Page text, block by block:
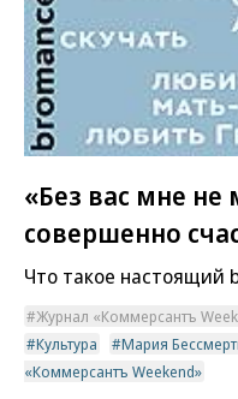
«Без вас мне
совершенно
Что такое настоящий
Журнал «Коммерсантъ
Культура
Мария
«Коммерсантъ Weekend»